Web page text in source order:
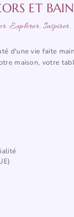
ET
Explorer. Inspirer.
d'une vie faite
maison, votre